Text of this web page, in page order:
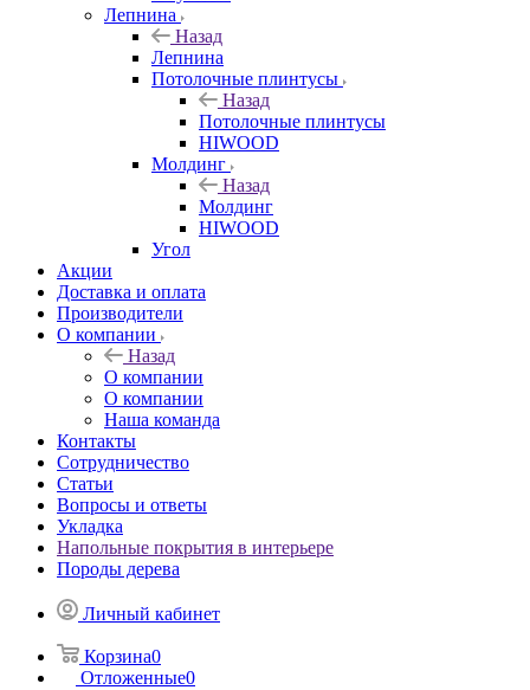
Лепнина
Назад
Лепнина
Потолочные плинтусы
Назад
Потолочные плинтусы
HIWOOD
Молдинг
Назад
Молдинг
HIWOOD
Угол
Акции
Доставка и оплата
Производители
О компании
Назад
О компании
О компании
Наша команда
Контакты
Сотрудничество
Статьи
Вопросы и ответы
Укладка
Напольные покрытия в интерьере
Породы дерева
Личный кабинет
Корзина0
Отложенные0